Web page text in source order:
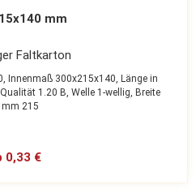
mm
Faltkarton
Innenmaß 300x215x140, Länge in
Qualität 1.20 B, Welle 1-wellig, Breite
215
0,33 €